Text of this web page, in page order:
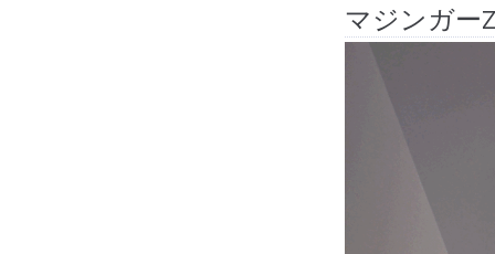
マジンガーZ